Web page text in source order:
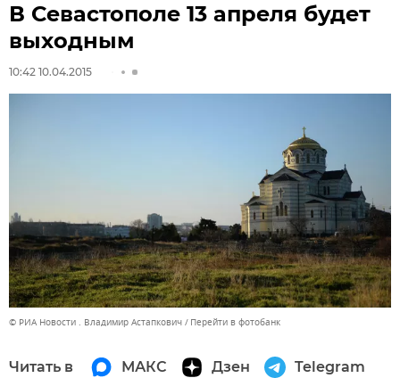
В Севастополе 13 апреля будет
выходным
10:42 10.04.2015
© РИА Новости . Владимир Астапкович Перейти в фотобанк
Читать в МАКС Дзен Telegram